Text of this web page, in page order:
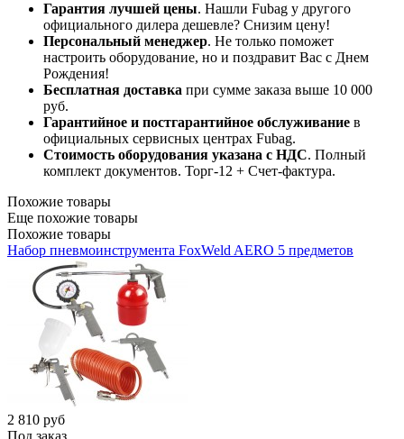
Гарантия лучшей цены. Нашли Fubag у другого
официального дилера дешевле? Снизим цену!
Персональный менеджер. Не только поможет
настроить оборудование, но и поздравит Вас с Днем
Рождения!
Бесплатная доставка при сумме заказа выше 10 000
руб.
Гарантийное и постгарантийное обслуживание в
официальных сервисных центрах Fubag.
Стоимость оборудования указана с НДС. Полный
комплект документов. Торг-12 + Счет-фактура.​
Похожие товары
Еще похожие товары
Похожие товары
Набор пневмоинструмента FoxWeld AERO 5 предметов
2 810 руб
Под заказ